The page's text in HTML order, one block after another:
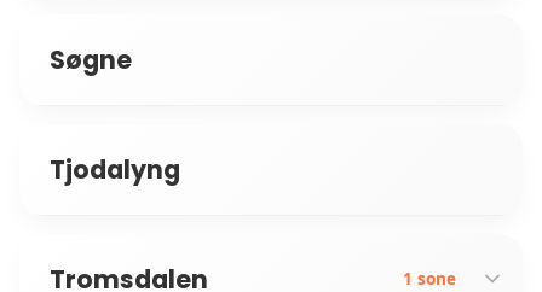
Søgne
Tjodalyng
Tromsdalen 1 sone